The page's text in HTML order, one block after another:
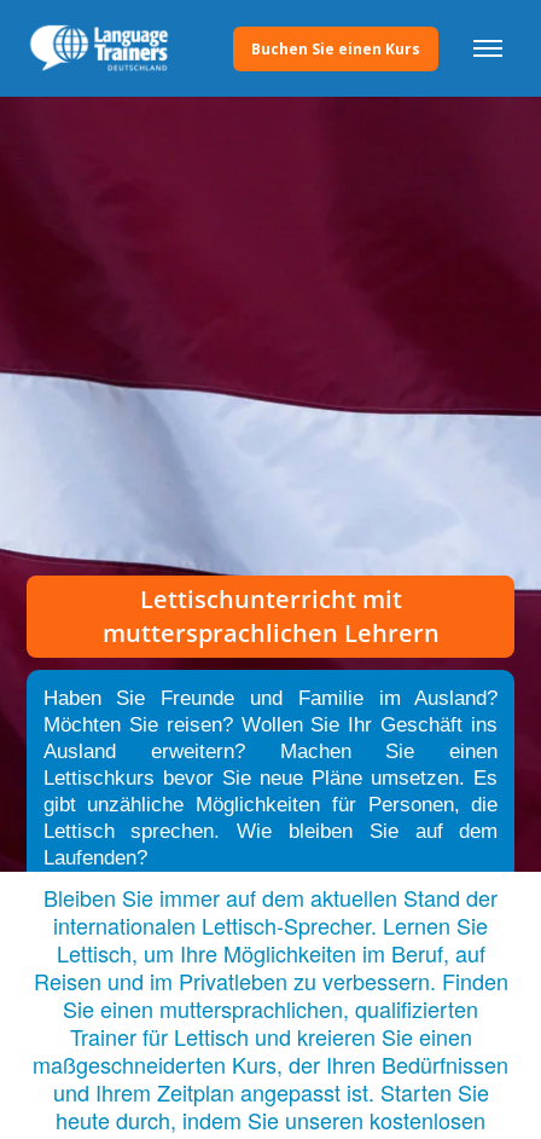
Buchen Sie einen Kurs
Lettischunterrichtmit
muttersprachlichen Lehrern
Haben Sie Freunde und Familie im Ausland?
Möchten Sie reisen? Wollen Sie Ihr Geschäft ins
Ausland erweitern? Machen Sie einen
Lettischkurs bevor Sie neue Pläne umsetzen. Es
gibt unzähliche Möglichkeiten für Personen, die
Lettisch sprechen. Wie bleiben Sie auf dem
Laufenden?
Bleiben Sie immer auf dem aktuellen Stand der
internationalen Lettisch-Sprecher. Lernen Sie
Lettisch, um Ihre Möglichkeiten im Beruf, auf
Reisen und im Privatleben zu verbessern. Finden
Sie einen muttersprachlichen, qualifizierten
Trainer für Lettisch und kreieren Sie einen
maßgeschneiderten Kurs, der Ihren Bedürfnissen
und Ihrem Zeitplan angepasst ist. Starten Sie
heute durch, indem Sie unseren kostenlosen